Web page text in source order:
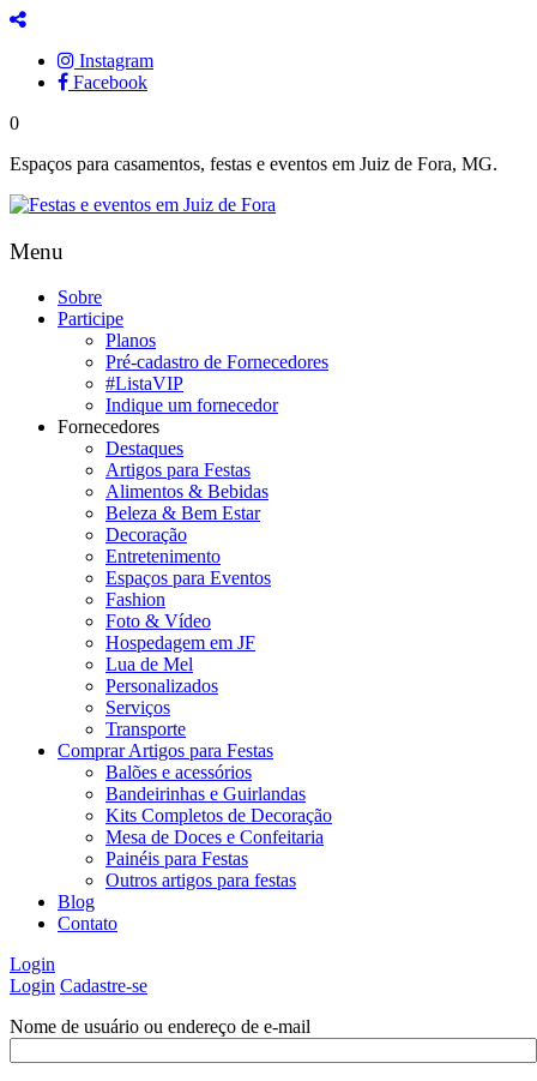
Instagram
Facebook
0
Espaços para casamentos, festas e eventos em Juiz de Fora, MG.
Menu
Sobre
Participe
Planos
Pré-cadastro de Fornecedores
#ListaVIP
Indique um fornecedor
Fornecedores
Destaques
Artigos para Festas
Alimentos & Bebidas
Beleza & Bem Estar
Decoração
Entretenimento
Espaços para Eventos
Fashion
Foto & Vídeo
Hospedagem em JF
Lua de Mel
Personalizados
Serviços
Transporte
Comprar Artigos para Festas
Balões e acessórios
Bandeirinhas e Guirlandas
Kits Completos de Decoração
Mesa de Doces e Confeitaria
Painéis para Festas
Outros artigos para festas
Blog
Contato
Login
Login Cadastre-se
Nome de usuário ou endereço de e-mail